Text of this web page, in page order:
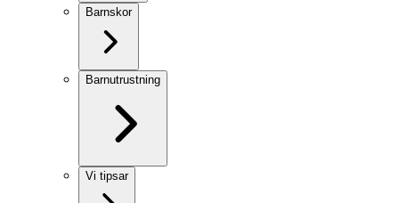
Barnskor
Barnutrustning
Vi tipsar